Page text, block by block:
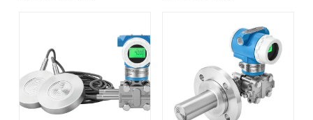
дифференциальный
датчик уровня
давления